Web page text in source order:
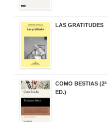
LAS GRATITUDES
COMO BESTIAS (2ª
ED.)